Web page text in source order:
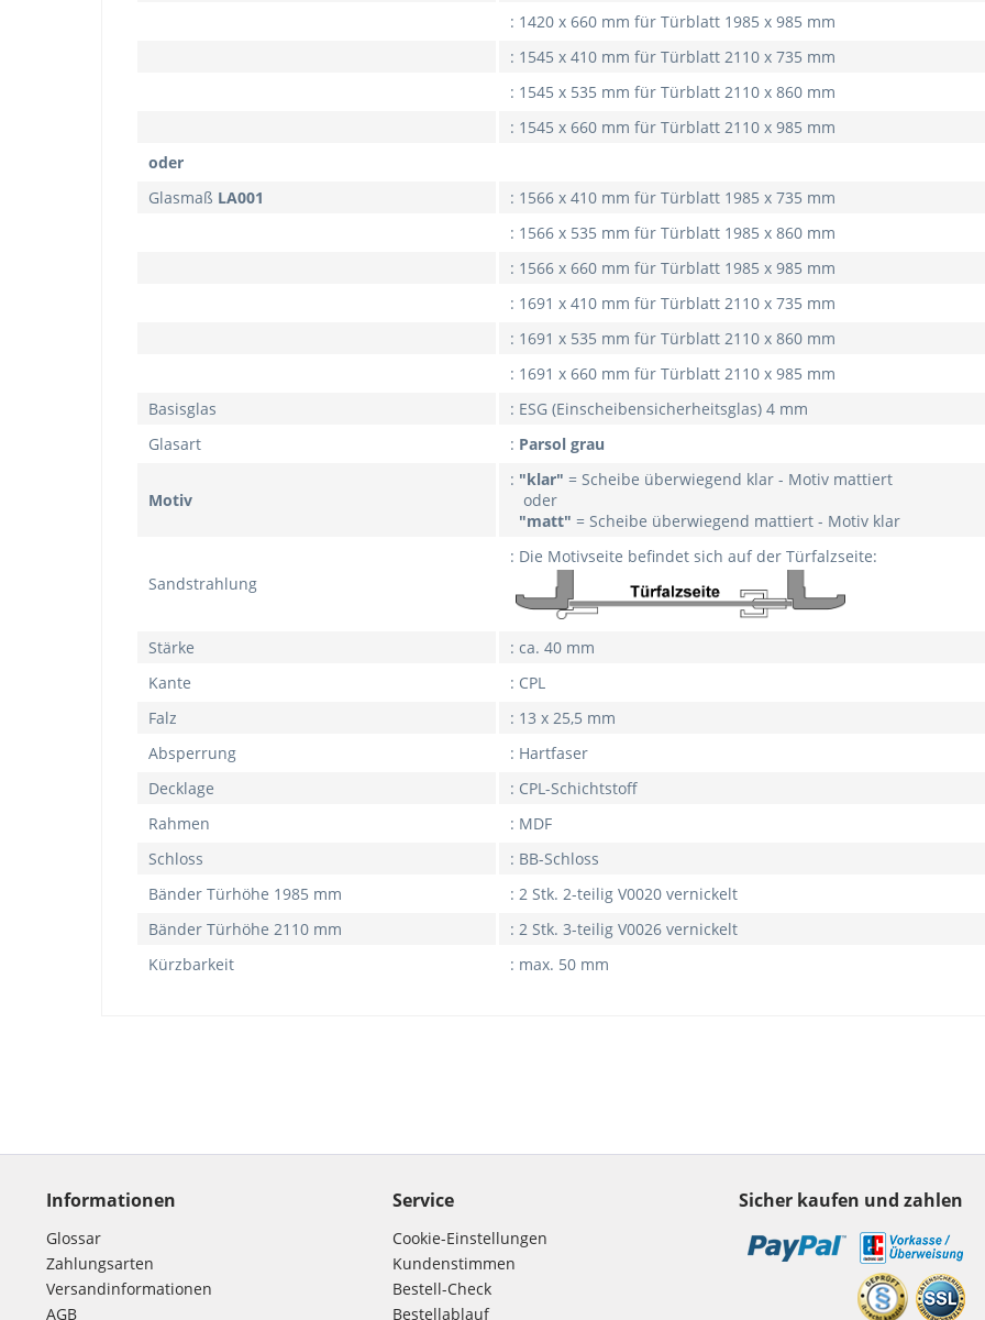
: 1420 x 660 mm für Türblatt 1985 x 985 mm
: 1545 x 410 mm für Türblatt 2110 x 735 mm
: 1545 x 535 mm für Türblatt 2110 x 860 mm
: 1545 x 660 mm für Türblatt 2110 x 985 mm
oder
Glasmaß LA001
: 1566 x 410 mm für Türblatt 1985 x 735 mm
: 1566 x 535 mm für Türblatt 1985 x 860 mm
: 1566 x 660 mm für Türblatt 1985 x 985 mm
: 1691 x 410 mm für Türblatt 2110 x 735 mm
: 1691 x 535 mm für Türblatt 2110 x 860 mm
: 1691 x 660 mm für Türblatt 2110 x 985 mm
Basisglas
: ESG (Einscheibensicherheitsglas) 4 mm
Glasart
: Parsol grau
Motiv
: "klar" = Scheibe überwiegend klar - Motiv mattiert
oder
"matt" = Scheibe überwiegend mattiert - Motiv klar
Sandstrahlung
: Die Motivseite befindet sich auf der Türfalzseite:
Stärke
: ca. 40 mm
Kante
: CPL
Falz
: 13 x 25,5 mm
Absperrung
: Hartfaser
Decklage
: CPL-Schichtstoff
Rahmen
: MDF
Schloss
: BB-Schloss
Bänder Türhöhe 1985 mm
: 2 Stk. 2-teilig V0020 vernickelt
Bänder Türhöhe 2110 mm
: 2 Stk. 3-teilig V0026 vernickelt
Kürzbarkeit
: max. 50 mm
Informationen
Glossar
Zahlungsarten
Versandinformationen
AGB
Service
Cookie-Einstellungen
Kundenstimmen
Bestell-Check
Bestellablauf
Sicher kaufen und zahlen